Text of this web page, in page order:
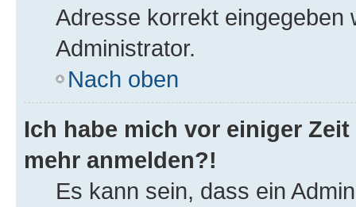
Adresse korrekt eingegeben
Administrator.
Nach oben
Ich habe mich vor einiger
mehr anmelden?!
Es kann sein, dass ein